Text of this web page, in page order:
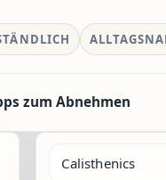
zum Abnehmen
Calisthenics